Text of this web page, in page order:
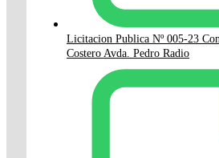
Licitacion Publica Nº 005-23
Costero Avda. Pedro Radio